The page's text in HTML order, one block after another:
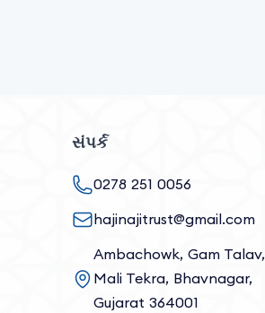
સંપર્ક
0278 251 0056
hajinajitrust@gmail.com
Ambachowk, Gam Talav,
Mali Tekra, Bhavnagar,
Gujarat 364001